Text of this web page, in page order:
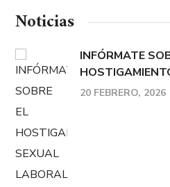
Noticias
INFÓRMATE
20 FEBRERO, 2026